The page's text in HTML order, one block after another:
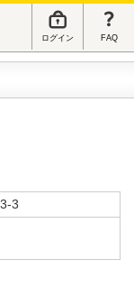
ログイン FAQ
3